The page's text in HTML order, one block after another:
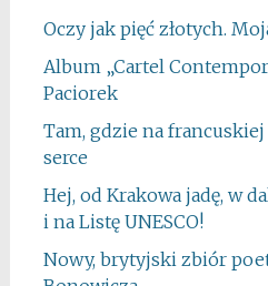
Oczy jak pięć złotych.
Album „Cartel
Paciorek
Tam, gdzie na
serce
Hej, od Krakowa jadę, w
i na Listę UNESCO!
Nowy, brytyjski zbiór